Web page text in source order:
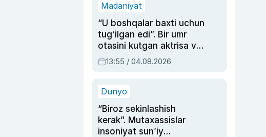
Madaniyat
“U boshqalar baxti uchun
tug‘ilgan edi”. Bir umr
otasini kutgan aktrisa va
dublyaj ustasi Rimma
Ahmedovaning
13:55 / 04.08.2026
Dunyo
“Biroz sekinlashish
kerak”. Mutaxassislar
insoniyat sun’iy